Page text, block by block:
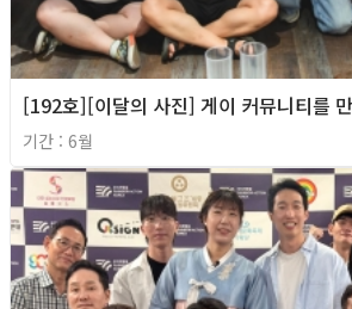
[192호][이달의 사진] 게이 커뮤니티를
기간 : 6월